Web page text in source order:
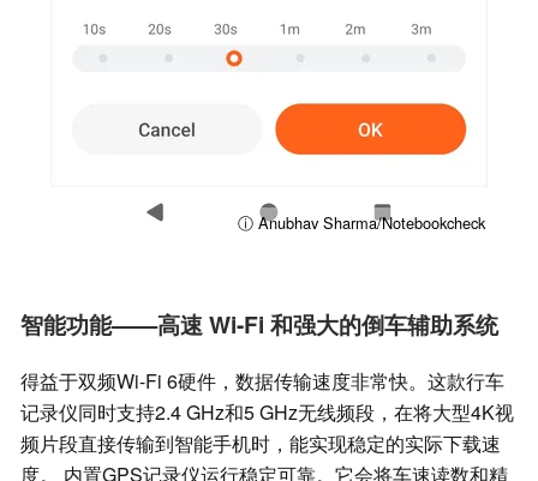
ⓘ Anubhav Sharma/Notebookcheck
智能功能——高速 Wi-Fi 和强大的倒车辅助系统
得益于双频Wi-Fi 6硬件，数据传输速度非常快。这款行车
记录仪同时支持2.4 GHz和5 GHz无线频段，在将大型4K视
频片段直接传输到智能手机时，能实现稳定的实际下载速
度。 内置GPS记录仪运行稳定可靠。它会将车速读数和精